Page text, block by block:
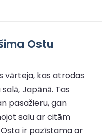
Ostu
vārteja, kas atrodas
Japānā. Tas
pasažieru, gan
salu ar citām
ir pazīstama ar